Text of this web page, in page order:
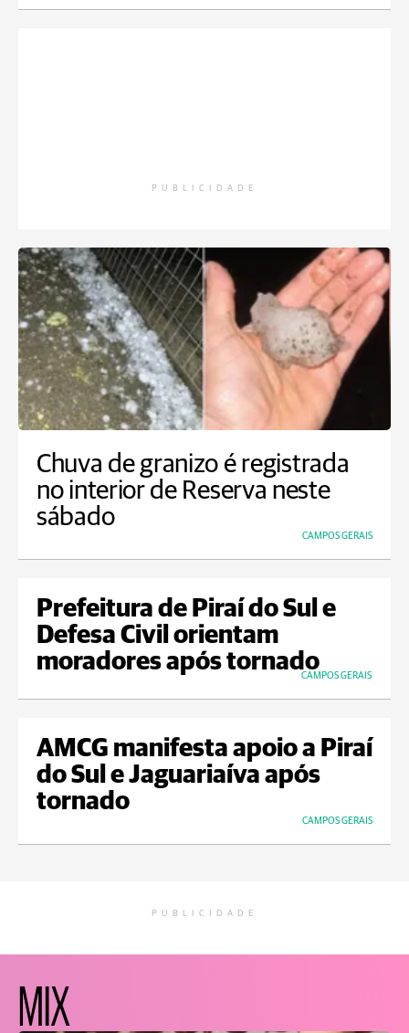
PUBLICIDADE
Chuva de granizo é registrada
no interior de Reserva neste
sábado
CAMPOS GERAIS
Prefeitura de Piraí do Sul e
Defesa Civil orientam
moradores após tornado
CAMPOS GERAIS
AMCG manifesta apoio a Piraí
do Sul e Jaguariaíva após
tornado
CAMPOS GERAIS
PUBLICIDADE
MIX